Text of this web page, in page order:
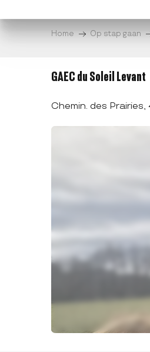
au
Home Op stap gaan
GAEC du Soleil Levant
Chemin. des